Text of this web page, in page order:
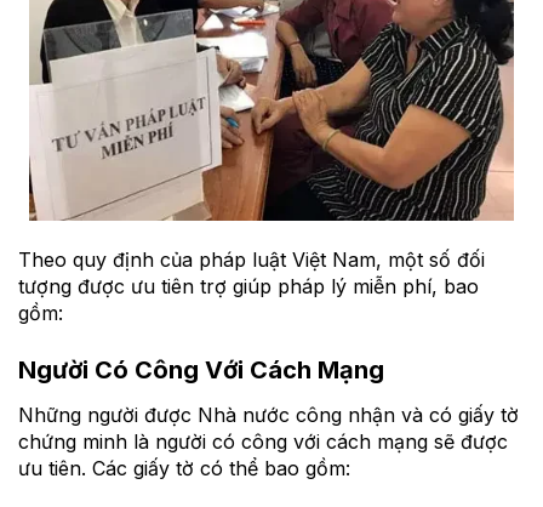
Theo quy định của pháp luật Việt Nam, một số đối
tượng được ưu tiên trợ giúp pháp lý miễn phí, bao
gồm:
Người Có Công Với Cách Mạng
Những người được Nhà nước công nhận và có giấy tờ
chứng minh là người có công với cách mạng sẽ được
ưu tiên. Các giấy tờ có thể bao gồm: